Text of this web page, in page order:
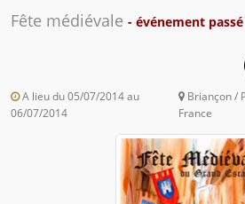
Fête médiévale - événement passé
A lieu du 05/07/2014 au
06/07/2014
Briançon /
France